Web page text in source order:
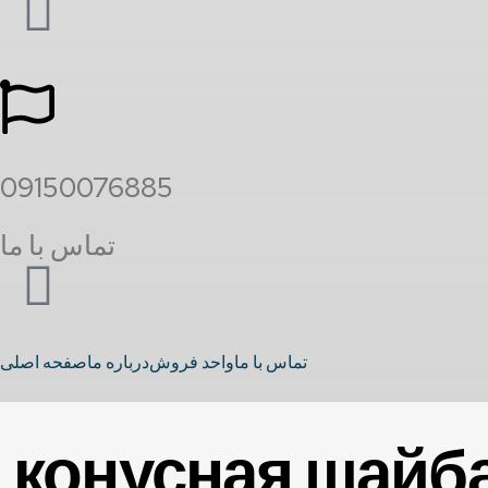
09150076885
تماس با ما
صفحه اصلیدرباره ماواحد فروشتماس با ما